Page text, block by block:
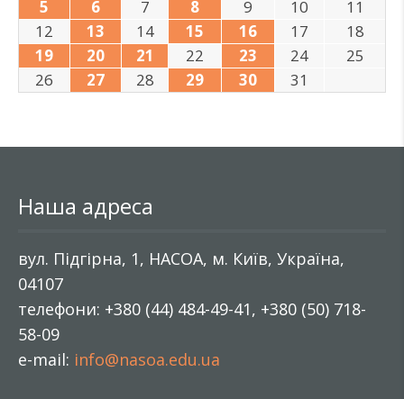
5
6 7 8 9 10
11
12
13 14 15 16 17
18
19
20 21 22 23 24
25
26
27 28 29 30 31
Наша адреса
вул. Підгірна, 1, НАСОА, м. Київ, Україна,
04107
телефони: +380 (44) 484-49-41, +380 (50) 718-
58-09
e-mail: info@nasoa.edu.ua